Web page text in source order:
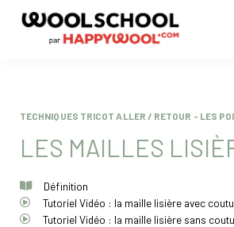
> BLOG
TECHNIQUES TRICOT ALLER / RETOUR - LES
LES MAILLES
Définition
Tutoriel Vidéo : la maille lisière avec
Tutoriel Vidéo : la maille lisière sans